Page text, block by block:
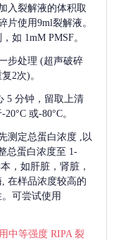
入裂解液的体积取
片使用9ml裂解液。
如 1mM PMSF。
步处理 (超声破碎
2次)。
5 分钟，留取上清
或-80°C。
测定总蛋白浓度
,以
总蛋白浓度至 1-
，如肝脏，肾脏，
在样品浓度较高的
可尝试使用
中等强度 RIPA 裂